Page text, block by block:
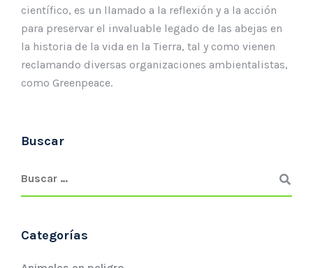
científico, es un llamado a la reflexión y a la acción
para preservar el invaluable legado de las abejas en
la historia de la vida en la Tierra, tal y como vienen
reclamando diversas organizaciones ambientalistas,
como Greenpeace.
Buscar
Categorías